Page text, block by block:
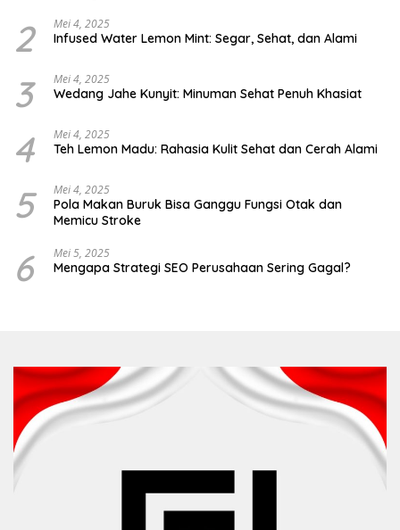
2 Mei 4, 2025
Infused Water Lemon Mint: Segar, Sehat, dan Alami
3 Mei 4, 2025
Wedang Jahe Kunyit: Minuman Sehat Penuh Khasiat
4 Mei 4, 2025
Teh Lemon Madu: Rahasia Kulit Sehat dan Cerah Alami
5 Mei 4, 2025
Pola Makan Buruk Bisa Ganggu Fungsi Otak dan
Memicu Stroke
6 Mei 5, 2025
Mengapa Strategi SEO Perusahaan Sering Gagal?